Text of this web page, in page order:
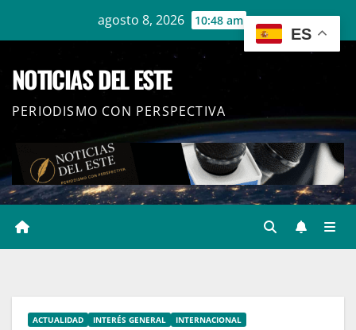
agosto 8, 2026 10:48 am
NOTICIAS DEL ESTE
PERIODISMO CON PERSPECTIVA
ACTUALIDAD INTERÉS GENERAL INTERNACIONAL
ES